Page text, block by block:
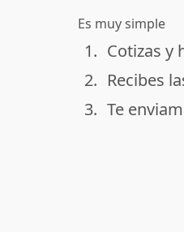
Es muy simple
done
1. Cotizas y
done
2. Recibes
done
3. Te